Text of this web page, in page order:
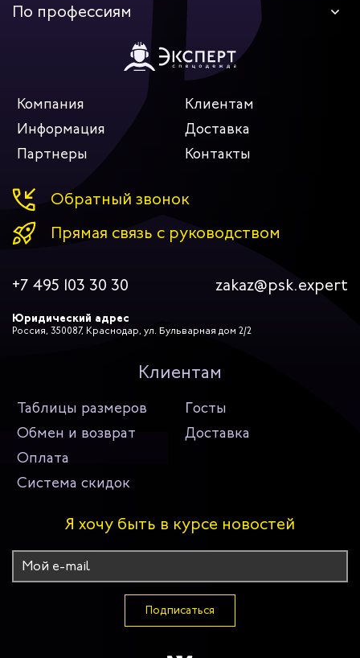
По профессиям
Компания
Клиентам
Информация
Доставка
Партнеры
Контакты
Обратный звонок
Прямая связь с руководством
+7 495 103 30 30 zakaz@psk.expert
Юридический адрес
Россия, 350087, Краснодар, ул. Бульварная дом 2/2
Клиентам
Таблицы размеров
Госты
Обмен и возврат
Доставка
Оплата
Система скидок
Я хочу быть в курсе новостей
Подписаться